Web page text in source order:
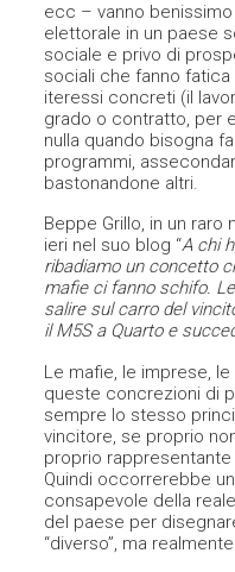
ecc – vanno
elettorale in un paese
sociale e privo di
sociali che fanno
iteressi concreti (il
grado o contratto, per
nulla quando bisogna
programmi,
bastonandone altri.
Beppe Grillo, in un
ieri nel suo blog “A chi
ribadiamo un concetto
mafie ci fanno schifo.
salire sul carro del
il M5S a Quarto e
Le mafie, le imprese, le
queste concrezioni di
sempre lo stesso
vincitore, se proprio
proprio rappresentante
Quindi occorrerebbe
consapevole della
del paese per
“diverso”, ma